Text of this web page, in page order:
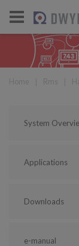
System
Applications
Downloads
e-manual